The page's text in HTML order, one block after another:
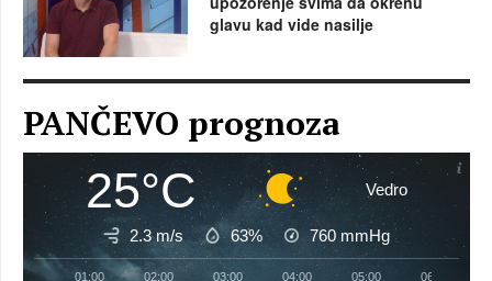
glavu kad vide nasilje
PANČEVO prognoza
25°C Vedro
2.3 m/s 63% 760 mmHg
01:00 02:00 03:00 04:00 05:00 06:00